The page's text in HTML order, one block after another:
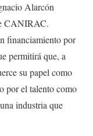
Alarcón
CANIRAC.
financiamiento por
permitirá que, a
su papel como
por el talento como
industria que